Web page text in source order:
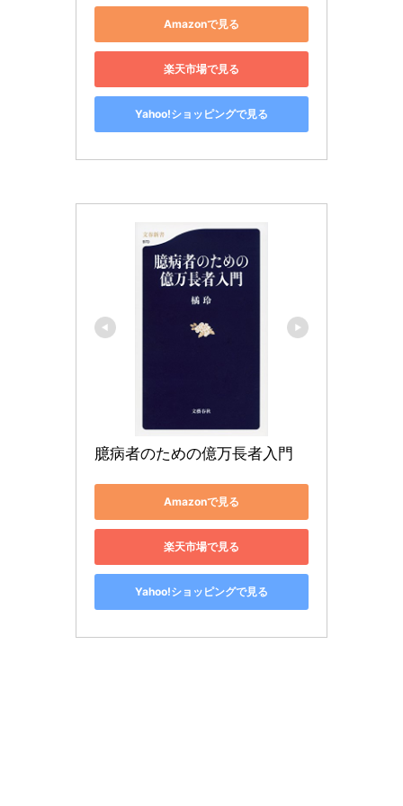
Amazonで見る
楽天市場で見る
Yahoo!ショッピングで見る
臆病者のための億万長者入門
Amazonで見る
楽天市場で見る
Yahoo!ショッピングで見る